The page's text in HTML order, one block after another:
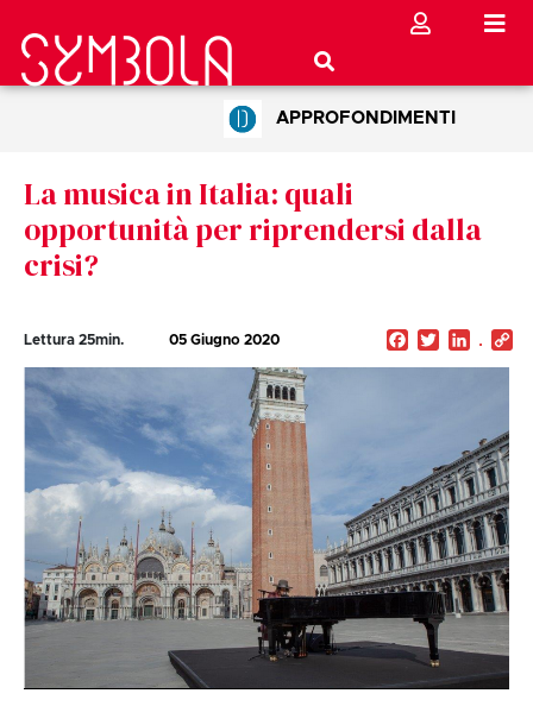
APPROFONDIMENTI
La musica in Italia: quali
opportunità per riprendersi dalla
crisi?
Lettura 25min. 05 Giugno 2020 Facebook
Twitter